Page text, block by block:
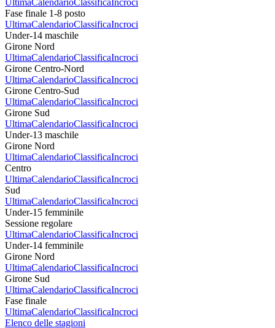
Fase finale 1-8 posto
UltimaCalendarioClassificaIncroci
Under-14 maschile
Girone Nord
UltimaCalendarioClassificaIncroci
Girone Centro-Nord
UltimaCalendarioClassificaIncroci
Girone Centro-Sud
UltimaCalendarioClassificaIncroci
Girone Sud
UltimaCalendarioClassificaIncroci
Under-13 maschile
Girone Nord
UltimaCalendarioClassificaIncroci
Centro
UltimaCalendarioClassificaIncroci
Sud
UltimaCalendarioClassificaIncroci
Under-15 femminile
Sessione regolare
UltimaCalendarioClassificaIncroci
Under-14 femminile
Girone Nord
UltimaCalendarioClassificaIncroci
Girone Sud
UltimaCalendarioClassificaIncroci
Fase finale
UltimaCalendarioClassificaIncroci
Elenco delle stagioni